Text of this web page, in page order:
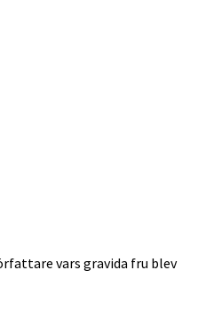
vars gravida fru blev